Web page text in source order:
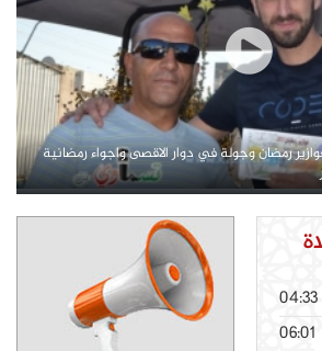
رمضان وجولة في دوار الاقصى واجواء رمضانية
04:33
06:01